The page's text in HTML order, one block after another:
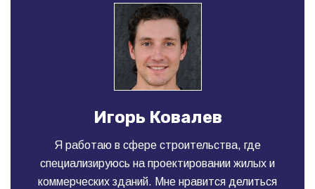
Игорь Ковалев
Я работаю в сфере строительства, где
специализируюсь на проектировании жилых и
коммерческих зданий. Мне нравится делиться